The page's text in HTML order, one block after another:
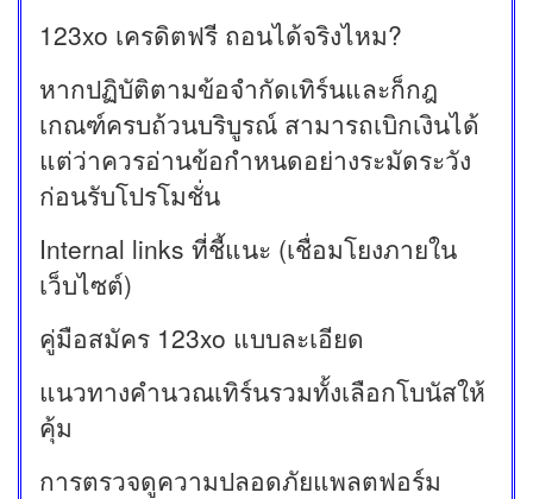
123xo เครดิตฟรี ถอนได้จริงไหม?
หากปฏิบัติตามข้อจำกัดเทิร์นและก็กฎ
เกณฑ์ครบถ้วนบริบูรณ์ สามารถเบิกเงินได้
แต่ว่าควรอ่านข้อกำหนดอย่างระมัดระวัง
ก่อนรับโปรโมชั่น
Internal links ที่ชี้แนะ (เชื่อมโยงภายใน
เว็บไซต์)
คู่มือสมัคร 123xo แบบละเอียด
แนวทางคำนวณเทิร์นรวมทั้งเลือกโบนัสให้
คุ้ม
การตรวจดูความปลอดภัยแพลตฟอร์ม